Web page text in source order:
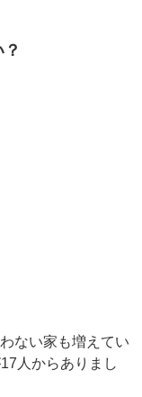
ない家も増えてい
人からありまし